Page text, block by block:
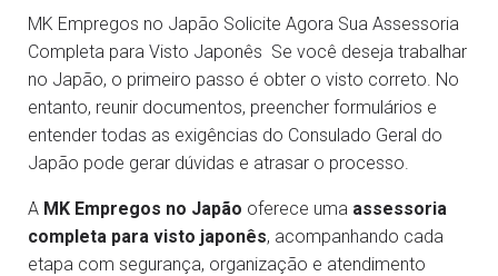
MK Empregos no Japão Solicite Agora Sua Assessoria
Completa para Visto Japonês Se você deseja trabalhar
no Japão, o primeiro passo é obter o visto correto. No
entanto, reunir documentos, preencher formulários e
entender todas as exigências do Consulado Geral do
Japão pode gerar dúvidas e atrasar o processo.
A MK Empregos no Japão oferece uma assessoria
completa para visto japonês, acompanhando cada
etapa com segurança, organização e atendimento